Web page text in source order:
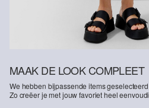
MAAK DE LOOK COMPLEET
We hebben bijpassende items
Zo creëer je met jouw favoriet heel